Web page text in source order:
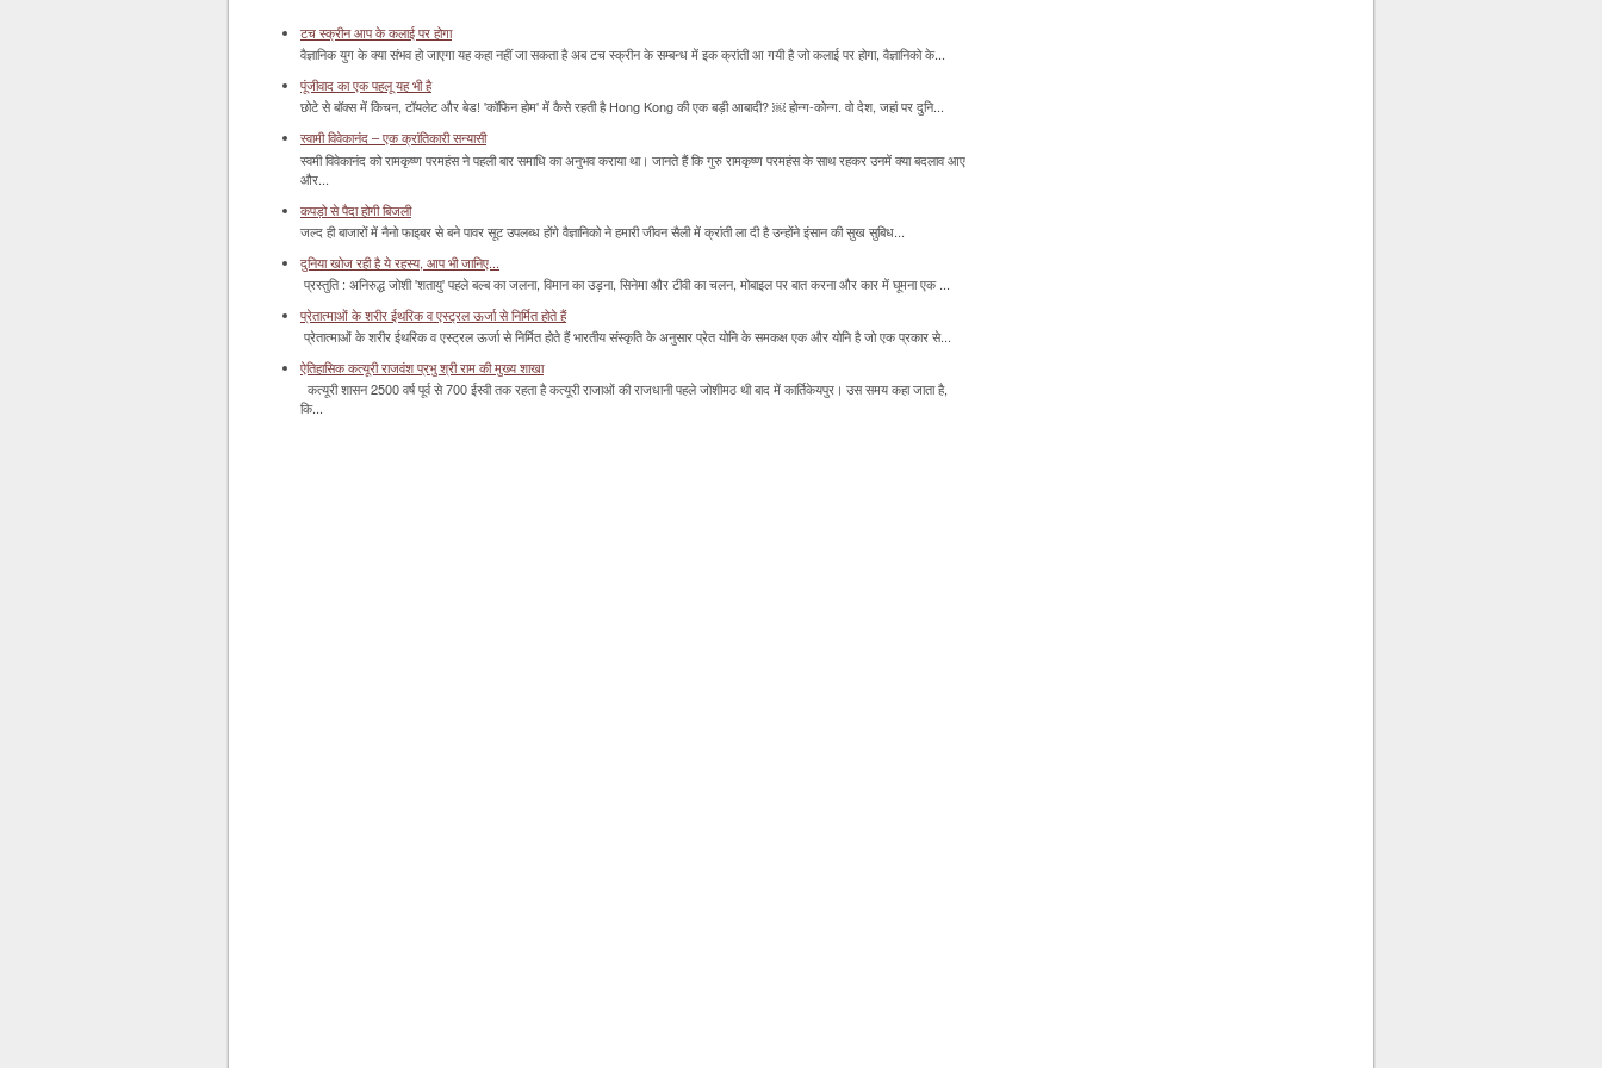
टच स्क्रीन आप के कलाई पर होगा
वैज्ञानिक युग के क्या संभव हो जाएगा यह कहा नहीं जा सकता है अब टच स्क्रीन के सम्बन्ध में इक क्रांती आ गयी है जो कलाई पर होगा, वैज्ञानिको के...
पूंजीवाद का एक पहलू यह भी है
छोटे से बॉक्‍स में किचन, टॉयलेट और बेड! 'कॉफिन होम' में कैसे रहती है Hong Kong की एक बड़ी आबादी? ￼ होन्ग-कोन्ग. वो देश, जहां पर दुनि...
स्वामी विवेकानंद – एक क्रांतिकारी सन्यासी
स्वमी विवेकानंद को रामकृष्ण परमहंस ने पहली बार समाधि का अनुभव कराया था। जानते हैं कि गुरु रामकृष्ण परमहंस के साथ रहकर उनमें क्या बदलाव आए
और...
कपड़ो से पैदा होगी बिजली
जल्द ही बाजारों में नैनो फाइबर से बने पावर सूट उपलब्ध होंगे वैज्ञानिको ने हमारी जीवन सैली में क्रांती ला दी है उन्होंने इंसान की सुख सुबिध...
दुनिया खोज रही है ये रहस्य, आप भी जानिए...
प्रस्तुति : अनिरुद्ध जोशी 'शतायु' पहले बल्ब का जलना, विमान का उड़ना, सिनेमा और टीवी का चलन, मोबाइल पर बात करना और कार में घूमना एक ...
प्रेतात्माओं के शरीर ईथरिक व एस्ट्रल ऊर्जा से निर्मित होते हैं
प्रेतात्माओं के शरीर ईथरिक व एस्ट्रल ऊर्जा से निर्मित होते हैं भारतीय संस्कृति के अनुसार प्रेत योनि के समकक्ष एक और योनि है जो एक प्रकार से...
ऐतिहासिक कत्यूरी राजवंश प्रभु श्री राम की मुख्य शाखा
कत्यूरी शासन 2500 वर्ष पूर्व से 700 ईस्वी तक रहता है कत्यूरी राजाओं की राजधानी पहले जोशीमठ थी बाद में कार्तिकेयपुर। उस समय कहा जाता है,
कि...